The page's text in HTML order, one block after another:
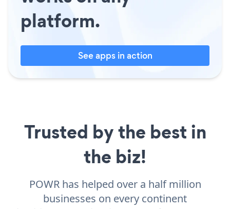
platform.
See apps in action
Trusted by the best in
the biz!
POWR has helped over a half million
businesses on every continent